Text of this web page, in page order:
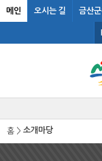
메인 오시는 길 금산군
홈 > 소개마당